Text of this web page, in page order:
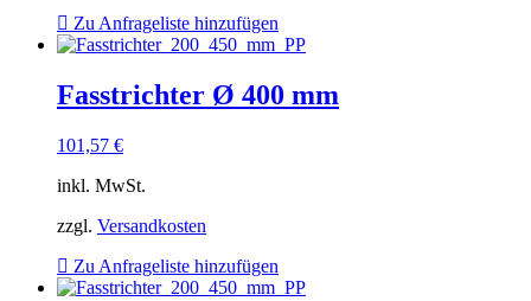
Zu Anfrageliste hinzufügen
Fasstrichter Ø 400 mm
101,57 €
inkl. MwSt.
zzgl. Versandkosten
Zu Anfrageliste hinzufügen